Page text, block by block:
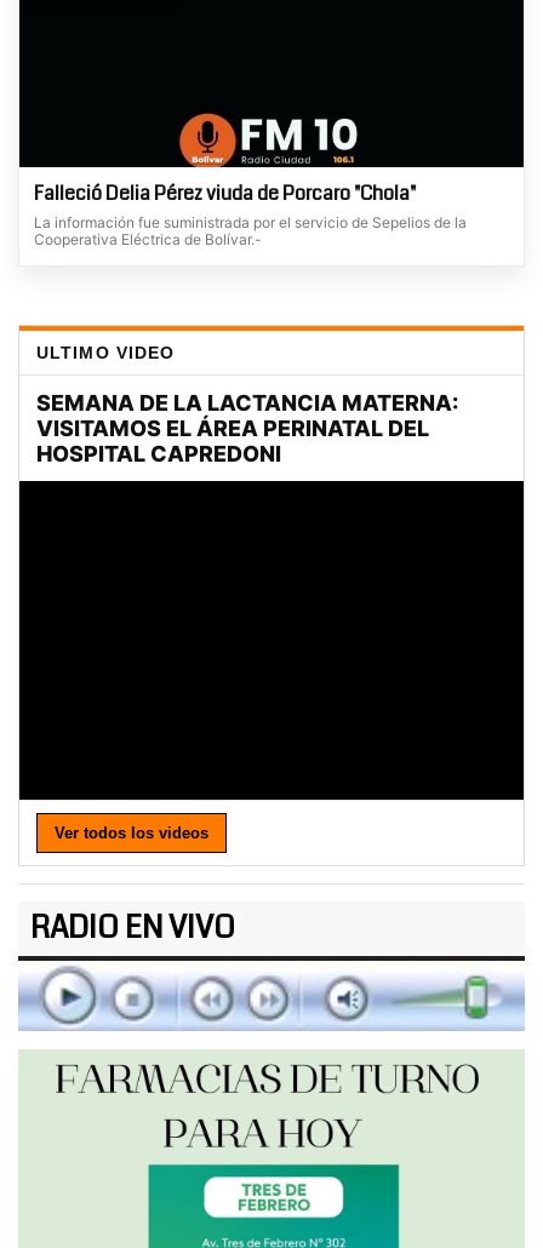
Falleció Delia Pérez viuda de Porcaro "Chola"
La información fue suministrada por el servicio de Sepelios de la
Cooperativa Eléctrica de Bolívar.-
ULTIMO VIDEO
Ver todos los videos
RADIO EN VIVO